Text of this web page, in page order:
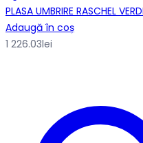
PLASA UMBRIRE RASCHEL
Adaugă în coș
1 226.03lei